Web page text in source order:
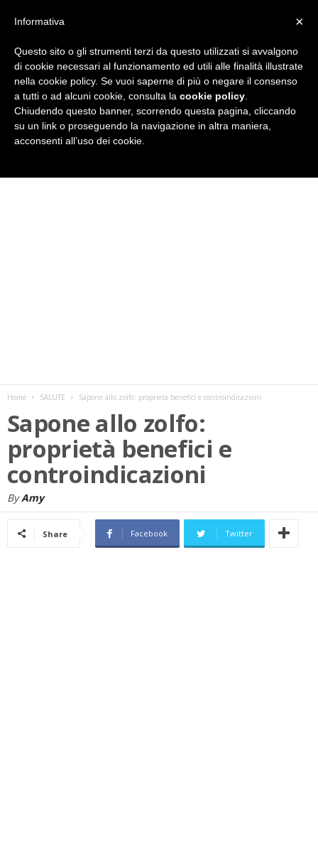
i
Home SALUTE Sapone allo zolfo: proprietà benefici e controindicazioni
Sapone allo zolfo:
proprietà benefici e
controindicazioni
By Amy
Share Facebook Twitter
×
Informativa
Questo sito o gli strumenti terzi da questo utilizzati si avvalgono
di cookie necessari al funzionamento ed utili alle finalità illustrate
nella cookie policy. Se vuoi saperne di più o negare il consenso
a tutti o ad alcuni cookie, consulta la cookie policy
Chiudendo questo banner, scorrendo questa pagina, cliccando
su un link o proseguendo la navigazione in altra maniera,
acconsenti all’uso dei cookie.